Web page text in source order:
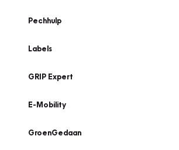
Pechhulp
Labels
GRIP Expert
E-Mobility
GroenGedaan